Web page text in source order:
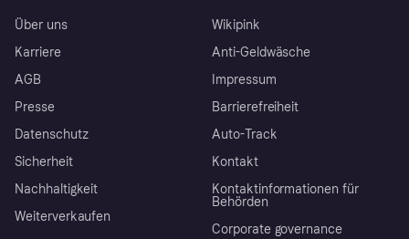
Über uns
Karriere
AGB
Presse
Datenschutz
Sicherheit
Nachhaltigkeit
Weiterverkaufen
Wikipink
Anti-Geldwäsche
Impressum
Barrierefreiheit
Auto-Track
Kontakt
Kontaktinformationen für
Behörden
Corporate governance